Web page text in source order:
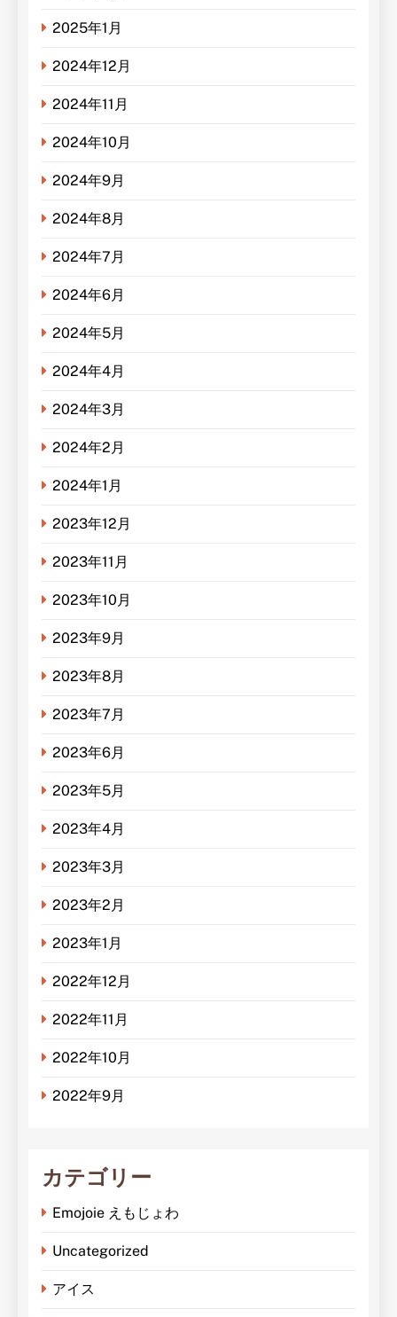
2025年1月
2024年12月
2024年11月
2024年10月
2024年9月
2024年8月
2024年7月
2024年6月
2024年5月
2024年4月
2024年3月
2024年2月
2024年1月
2023年12月
2023年11月
2023年10月
2023年9月
2023年8月
2023年7月
2023年6月
2023年5月
2023年4月
2023年3月
2023年2月
2023年1月
2022年12月
2022年11月
2022年10月
2022年9月
カテゴリー
Emojoie えもじょわ
Uncategorized
アイス